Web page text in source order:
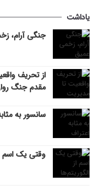
یاداشت
جنگی آرام،
از تحریف
مقدم جنگ
سانسور به
وقتی یک اسم